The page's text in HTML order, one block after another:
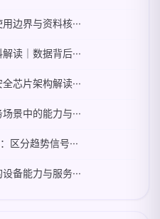
边界与资料核···
读｜数据背后···
芯片架构解读···
景中的能力与···
区分趋势信号···
备能力与服务···